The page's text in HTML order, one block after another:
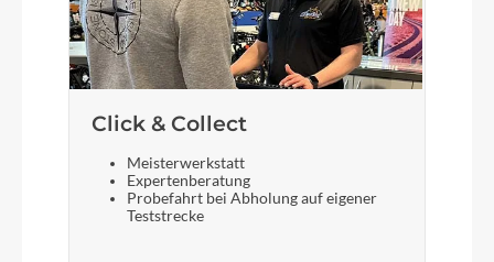
Click & Collect
Meisterwerkstatt
Expertenberatung
Probefahrt bei Abholung auf eigener
Teststrecke